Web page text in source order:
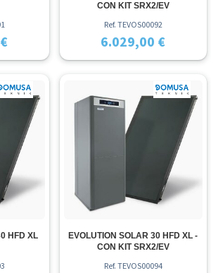
CON KIT SRX2/EV
Ref. TEVOS00092
6.029,00 €
HFD XL
EVOLUTION SOLAR 30 HFD XL -
CON KIT SRX2/EV
Ref. TEVOS00094